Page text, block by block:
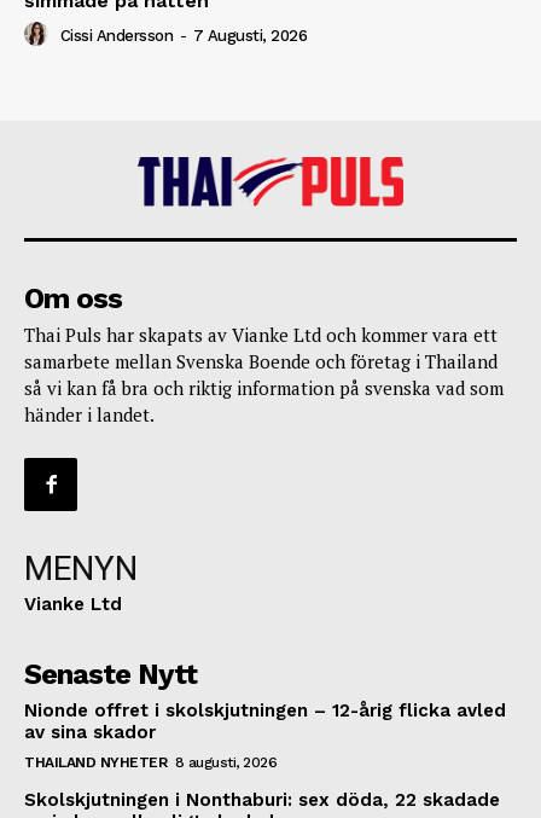
Cissi Andersson - 7 Augusti, 2026
Om oss
Thai Puls har skapats av Vianke Ltd och kommer vara ett
samarbete mellan Svenska Boende och företag i Thailand
så vi kan få bra och riktig information på svenska vad som
händer i landet.
MENYN
Vianke Ltd
Senaste Nytt
Nionde offret i skolskjutningen – 12-årig flicka avled
av sina skador
THAILAND NYHETER 8 augusti, 2026
Skolskjutningen i Nonthaburi: sex döda, 22 skadade